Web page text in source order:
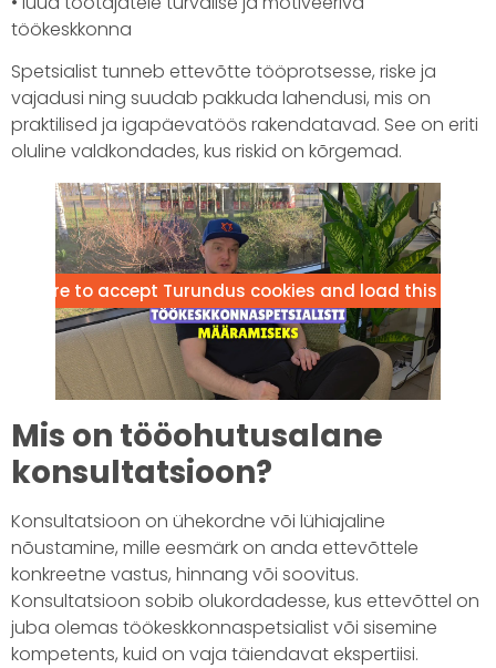
töökeskkonna
Spetsialist tunneb ettevõtte tööprotsesse, riske ja
vajadusi ning suudab pakkuda lahendusi, mis on
praktilised ja igapäevatöös rakendatavad. See on eriti
oluline valdkondades, kus riskid on kõrgemad.
here to accept Turundus cookies and load this
Mis on tööohutusalane
konsultatsioon?
Konsultatsioon on ühekordne või lühiajaline
nõustamine, mille eesmärk on anda ettevõttele
konkreetne vastus, hinnang või soovitus.
Konsultatsioon sobib olukordadesse, kus ettevõttel on
juba olemas töökeskkonnaspetsialist või sisemine
kompetents, kuid on vaja täiendavat ekspertiisi.